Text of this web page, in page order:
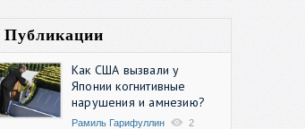
Публикации
Как США вызвали у
Японии когнитивные
нарушения и амнезию?
Рамиль Гарифуллин 2